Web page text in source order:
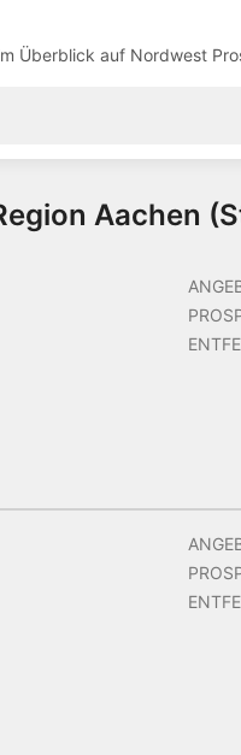
Überblick auf Nordwest
Aachen